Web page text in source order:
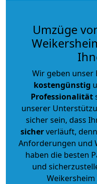
Umzüge
Wir geben unser
kostengünstig
Professionalität
unserer
sicher sein, dass
sicherverläuft,
Anforderungen und
haben die besten
und